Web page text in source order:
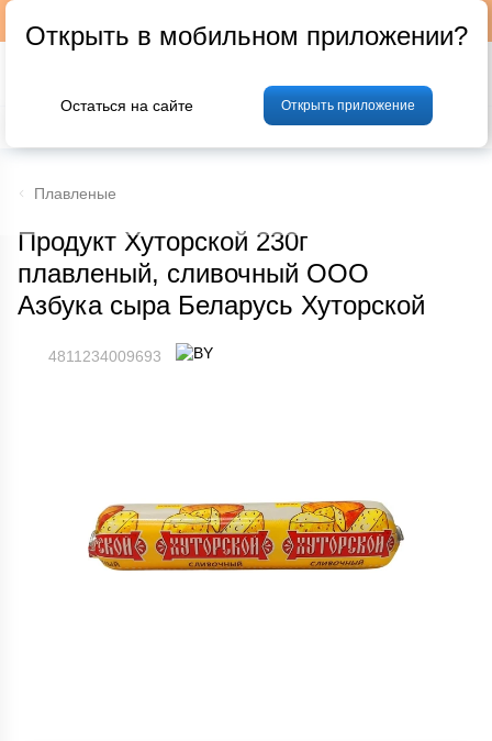
Фрукты и овощи Мясо Птица
Плавленые
Продукт Хуторской 230г
плавленый, сливочный ООО
Азбука сыра Беларусь Хуторской
4811234009693
Открыть в мобильном приложении?
Остаться на сайте Открыть приложение